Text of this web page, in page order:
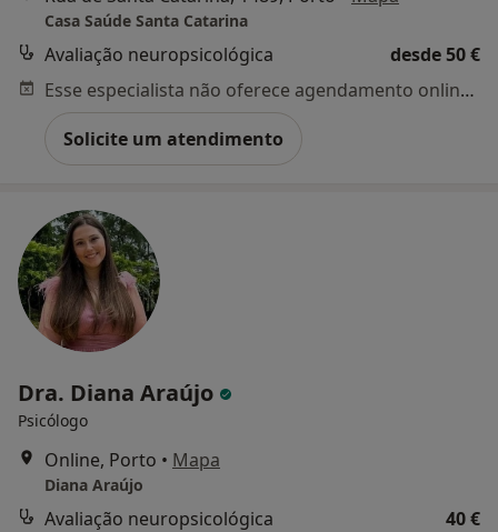
Casa Saúde Santa Catarina
Avaliação neuropsicológica
desde 50 €
Esse especialista não oferece agendamento online para esse endereço.
Solicite um atendimento
Dra. Diana Araújo
Psicólogo
Online, Porto • Mapa
Diana Araújo
Avaliação neuropsicológica
40 €